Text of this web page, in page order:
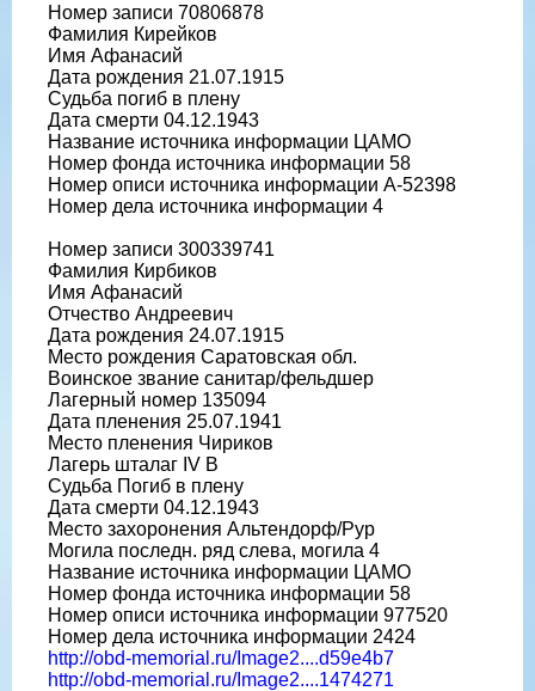
Номер записи 70806878
Фамилия Кирейков
Имя Афанасий
Дата рождения 21.07.1915
Судьба погиб в плену
Дата смерти 04.12.1943
Название источника информации ЦАМО
Номер фонда источника информации 58
Номер описи источника информации A-52398
Номер дела источника информации 4
Номер записи 300339741
Фамилия Кирбиков
Имя Афанасий
Отчество Андреевич
Дата рождения 24.07.1915
Место рождения Саратовская обл.
Воинское звание санитар/фельдшер
Лагерный номер 135094
Дата пленения 25.07.1941
Место пленения Чириков
Лагерь шталаг IV B
Судьба Погиб в плену
Дата смерти 04.12.1943
Место захоронения Альтендорф/Рур
Могила последн. ряд слева, могила 4
Название источника информации ЦАМО
Номер фонда источника информации 58
Номер описи источника информации 977520
Номер дела источника информации 2424
http://obd-memorial.ru/Image2....d59e4b7
http://obd-memorial.ru/Image2....1474271